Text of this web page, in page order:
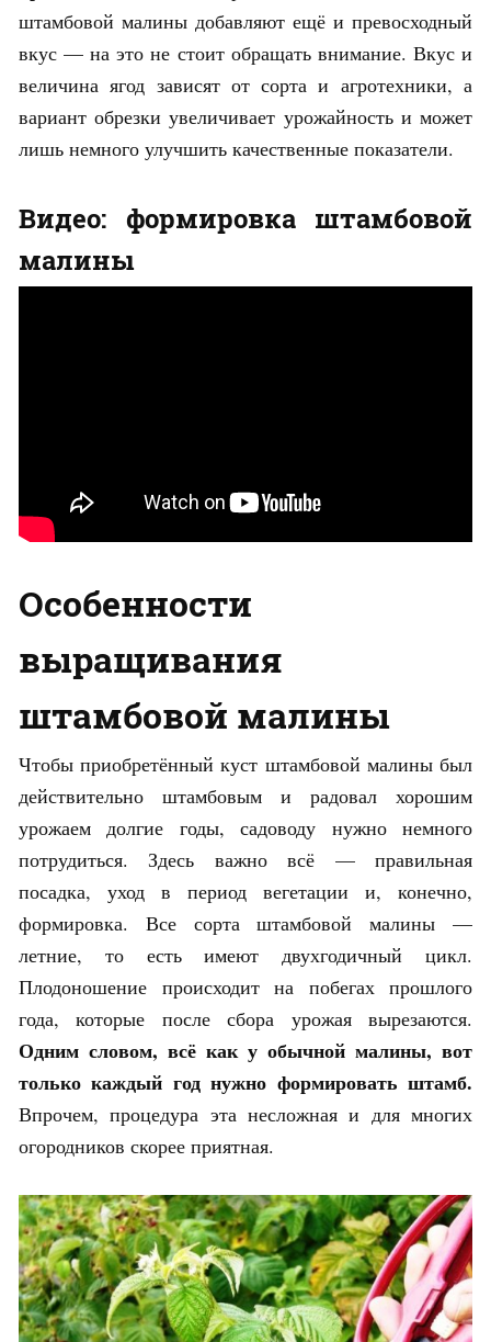
штамбовой малины добавляют ещё и превосходный
вкус — на это не стоит обращать внимание. Вкус и
величина ягод зависят от сорта и агротехники, а
вариант обрезки увеличивает урожайность и может
лишь немного улучшить качественные показатели.
Видео: формировка штамбовой
малины
Особенности
выращивания
штамбовой малины
Чтобы приобретённый куст штамбовой малины был
действительно штамбовым и радовал хорошим
урожаем долгие годы, садоводу нужно немного
потрудиться. Здесь важно всё — правильная
посадка, уход в период вегетации и, конечно,
формировка. Все сорта штамбовой малины —
летние, то есть имеют двухгодичный цикл.
Плодоношение происходит на побегах прошлого
года, которые после сбора урожая вырезаются.
Одним словом, всё как у обычной малины, вот
только каждый год нужно формировать штамб.
Впрочем, процедура эта несложная и для многих
огородников скорее приятная.